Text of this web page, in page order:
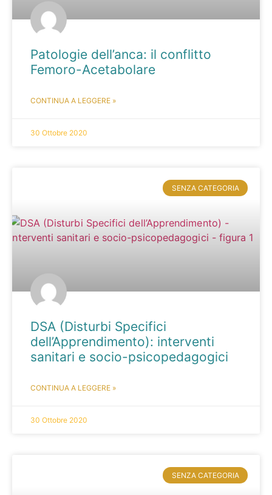
Patologie dell’anca: il conflitto
Femoro-Acetabolare
CONTINUA A LEGGERE »
30 Ottobre 2020
SENZA CATEGORIA
DSA (Disturbi Specifici
dell’Apprendimento): interventi
sanitari e socio-psicopedagogici
CONTINUA A LEGGERE »
30 Ottobre 2020
SENZA CATEGORIA